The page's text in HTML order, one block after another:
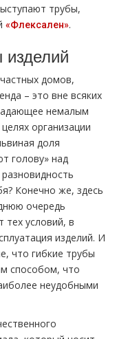
трубы,
«Флексален».
домов,
– это вне всяких
немалым
организации
доля
голову» над
Конечно же, здесь
очередь
условий, в
изделий. И
что гибкие трубы
способом, что
неудобными